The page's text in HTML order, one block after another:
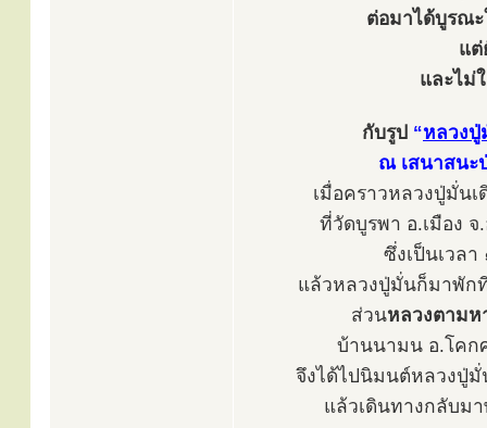
ต่อมาได้บูรณะ
แต่
และไม่
กับรูป “หลวง
ณ เสนาสนะ
เมื่อคราวหลวงปู่มั่น
ที่วัดบูรพา อ.เมือง
ซึ่งเป็นเวล
แล้วหลวงปู่มั่นก็มาพัก
ส่วนหลวงตาม
บ้านนามน อ.โคก
จึงได้ไปนิมนต์หลวงปู่
แล้วเดินทางกลับม